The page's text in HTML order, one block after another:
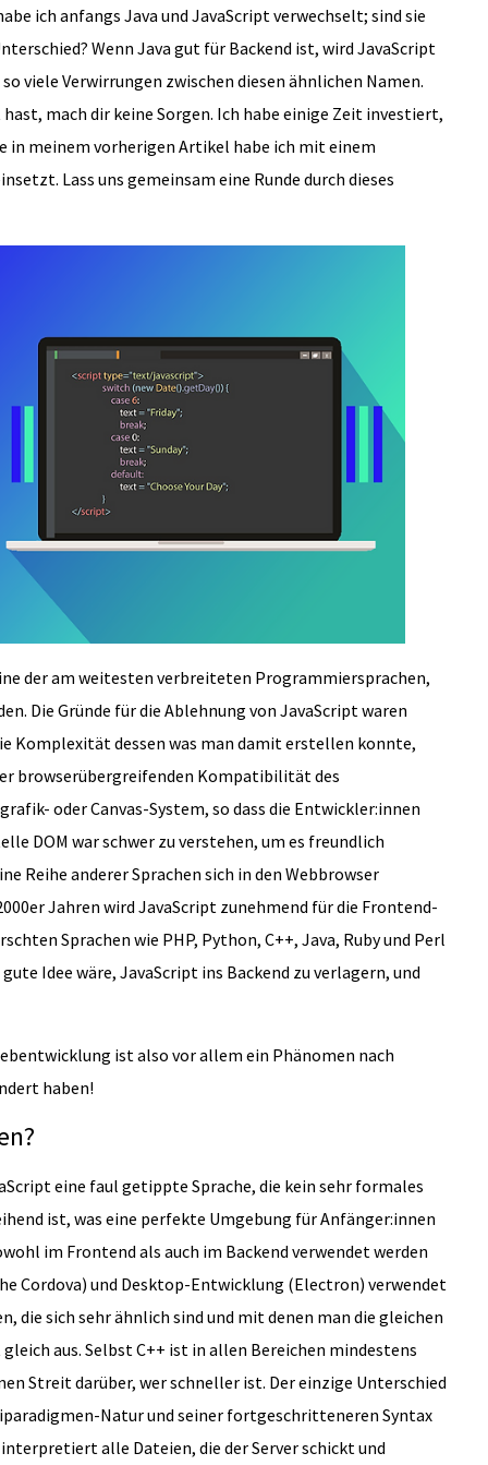
ich anfangs Java und JavaScript verwechselt; sind sie
Wenn Java gut für Backend ist, wird JavaScript
viele Verwirrungen zwischen diesen ähnlichen Namen.
mach dir keine Sorgen. Ich habe einige Zeit investiert,
in meinem vorherigen Artikel habe ich mit einem
Lass uns gemeinsam eine Runde durch dieses
der am weitesten verbreiteten Programmiersprachen,
Die Gründe für die Ablehnung von JavaScript waren
Komplexität dessen was man damit erstellen konnte,
browserübergreifenden Kompatibilität des
oder Canvas-System, so dass die Entwickler:innen
DOM war schwer zu verstehen, um es freundlich
Reihe anderer Sprachen sich in den Webbrowser
Jahren wird JavaScript zunehmend für die Frontend-
Sprachen wie PHP, Python, C++, Java, Ruby und Perl
Idee wäre, JavaScript ins Backend zu verlagern, und
ist also vor allem ein Phänomen nach
haben!
eine faul getippte Sprache, die kein sehr formales
ist, was eine perfekte Umgebung für Anfänger:innen
im Frontend als auch im Backend verwendet werden
Cordova) und Desktop-Entwicklung (Electron) verwendet
die sich sehr ähnlich sind und mit denen man die gleichen
aus. Selbst C++ ist in allen Bereichen mindestens
Streit darüber, wer schneller ist. Der einzige Unterschied
Natur und seiner fortgeschritteneren Syntax
alle Dateien, die der Server schickt und